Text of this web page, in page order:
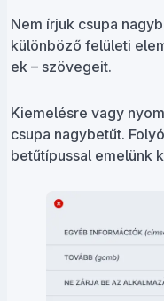
Nem írjuk csupa
különböző felületi
ek – szövegeit.
Kiemelésre vagy
csupa nagybetűt.
betűtípussal emelünk